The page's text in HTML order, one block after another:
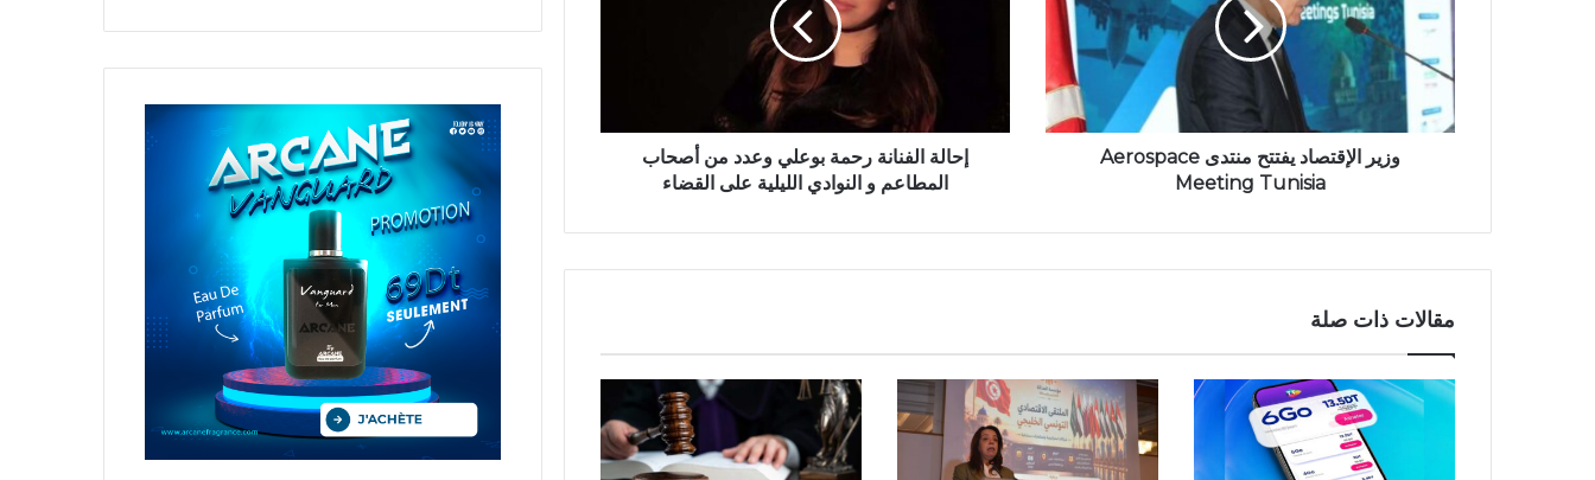
وزير الإقتصاد يفتتح منتدى Aerospace
Meeting Tunisia
إحالة الفنانة رحمة بوعلي وعدد من أصحاب
المطاعم و النوادي الليلية على القضاء
مقالات ذات صلة